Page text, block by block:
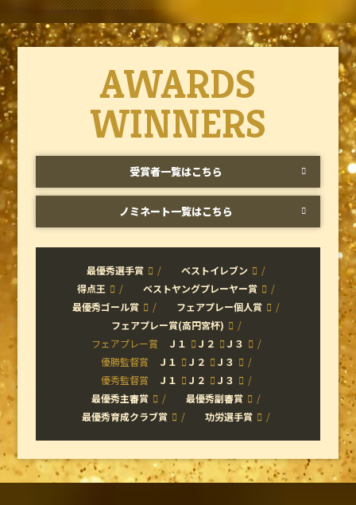
AWARDS
WINNERS
受賞者一覧はこちら
ノミネート一覧はこちら
最優秀選手賞
ベストイレブン
得点王
ベストヤングプレーヤー賞
最優秀ゴール賞
フェアプレー個人賞
フェアプレー賞(高円宮杯)
フェアプレー賞
Ｊ１ Ｊ２
Ｊ３
優勝監督賞
Ｊ１ Ｊ２
Ｊ３
優秀監督賞
Ｊ１ Ｊ２
Ｊ３
最優秀主審賞
最優秀副審賞
最優秀育成クラブ賞
功労選手賞